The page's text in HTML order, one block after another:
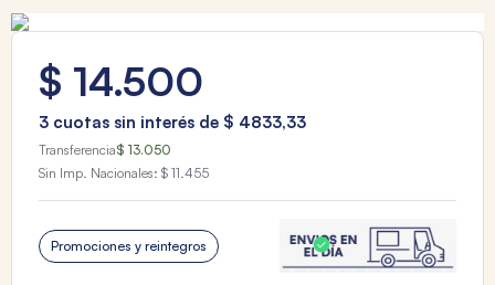
$ 14.500
3 cuotas sin interés de $ 4833,33
Transferencia$ 13.050
Sin Imp. Nacionales: $ 11.455
Promociones y reintegros